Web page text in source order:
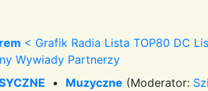
< Grafik Radia Lista TOP80 DC
Wywiady Partnerzy
• Muzyczne (Moderator: